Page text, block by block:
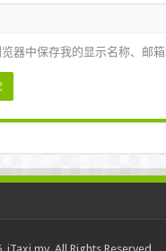
器中保存我的显示名称、邮